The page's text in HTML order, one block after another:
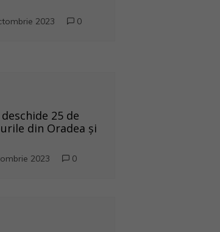
2023 0
25 de
din Oradea și
2023 0